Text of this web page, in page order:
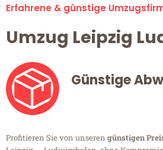
Erfahrene & günstige
Umzug Leipzig
Günstige
Profitieren Sie von unseren günstigen